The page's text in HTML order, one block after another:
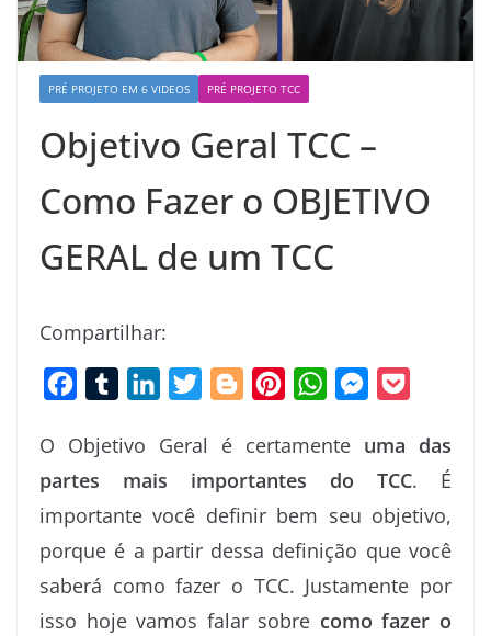
PRÉ PROJETO EM 6 VIDEOS PRÉ PROJETO TCC
Objetivo Geral TCC –
Como Fazer o OBJETIVO
GERAL de um TCC
Compartilhar:
c
e
b
o
o
m
b
l
r
n
k
e
d
I
n
i
t
t
e
r
o
g
g
e
n
t
e
r
e
s
W
a
t
s
A
p
p
M
s
e
n
g
e
k
e
t
O Objetivo Geral é certamente uma das
partes mais importantes do TCC. É
importante você definir bem seu objetivo,
porque é a partir dessa definição que você
saberá como fazer o TCC. Justamente por
isso hoje vamos falar sobre como fazer o